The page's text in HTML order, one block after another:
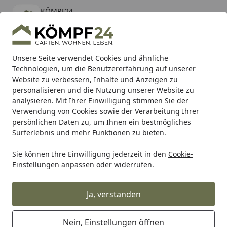
Unsere Seite verwendet Cookies und ähnliche
Technologien, um die Benutzererfahrung auf unserer
Website zu verbessern, Inhalte und Anzeigen zu
personalisieren und die Nutzung unserer Website zu
analysieren. Mit Ihrer Einwilligung stimmen Sie der
Verwendung von Cookies sowie der Verarbeitung Ihrer
persönlichen Daten zu, um Ihnen ein bestmögliches
Surferlebnis und mehr Funktionen zu bieten.
Sie können Ihre Einwilligung jederzeit in den Cookie-
Einstellungen anpassen oder widerrufen.
Ja, verstanden
Nein, Einstellungen öffnen
KÖMPF24
kostenlos - Im App Store
Hotline
Alle Produkte
Mein Konto
Suchen
Karibu Pools inkl. gratis Sandfilteranlage & Pool-
Starterset (Gesamtwert bis 468,99€)
Startseite
Tierbedarf & Tiernahrung Vogelbedarf Pflege &
Versele Laga 6 x 2kg Muschelsand
Kristal-Sparpaket